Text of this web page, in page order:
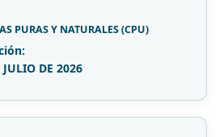
PURAS Y NATURALES (CPU)
JULIO DE 2026